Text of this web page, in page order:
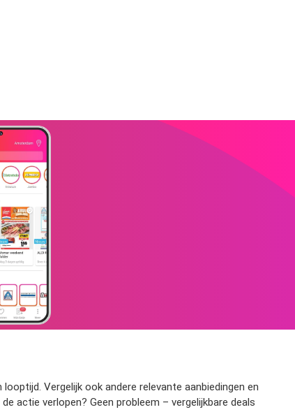
Vergelijk ook andere relevante aanbiedingen en
actie verlopen? Geen probleem – vergelijkbare deals